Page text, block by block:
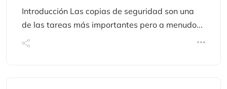
Introducción Las copias de seguridad son una
de las tareas más importantes pero a menudo...